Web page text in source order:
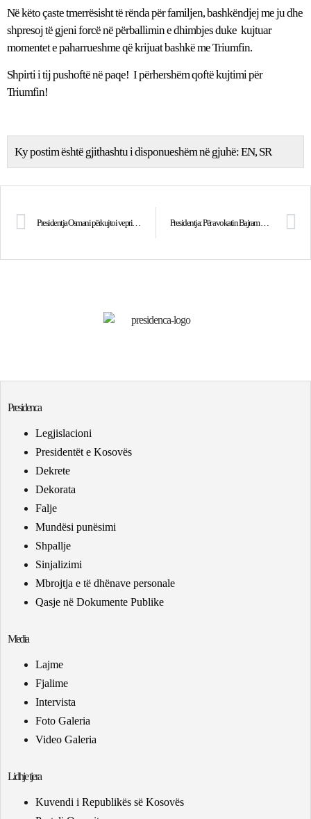
Në këto çaste tmerrësisht të rënda për familjen, bashkëndjej me ju dhe
shpresoj të gjeni forcë në përballimin e dhimbjes duke kujtuar
momentet e paharrueshme që krijuat bashkë me Triumfin.
Shpirti i tij pushoftë në paqe! I përhershëm qoftë kujtimi për
Triumfin!
Ky postim është gjithashtu i disponueshëm në gjuhë:EN SR
Presidentja Osmani përkujtoi veprimtarët Latif Berisha dhe Agim Hajrizi
Presidenca
Legjislacioni
Presidentët e Kosovës
Dekrete
Dekorata
Falje
Mundësi punësimi
Shpallje
Sinjalizimi
Mbrojtja e të dhënave personale
Qasje në Dokumente Publike
Media
Lajme
Fjalime
Intervista
Foto Galeria
Video Galeria
Lidhje tjera
Kuvendi i Republikës së Kosovës